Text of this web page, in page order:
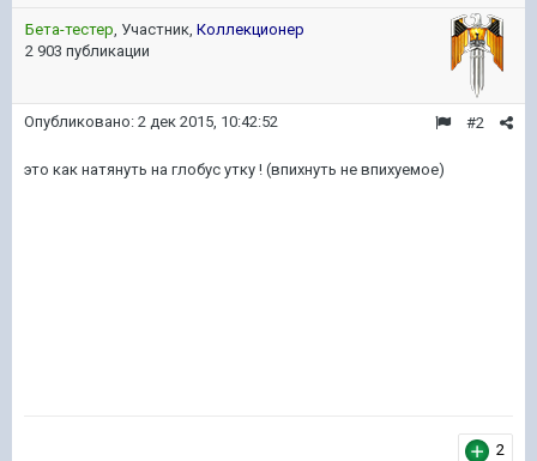
Бета-тестер, Участник, Коллекционер
2 903 публикации
#2
Опубликовано: 2 дек 2015, 10:42:52
это как натянуть на глобус утку ! (впихнуть не впихуемое)
2